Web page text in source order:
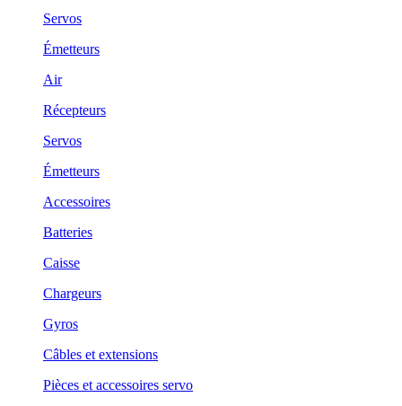
Servos
Émetteurs
Air
Récepteurs
Servos
Émetteurs
Accessoires
Batteries
Caisse
Chargeurs
Gyros
Câbles et extensions
Pièces et accessoires servo